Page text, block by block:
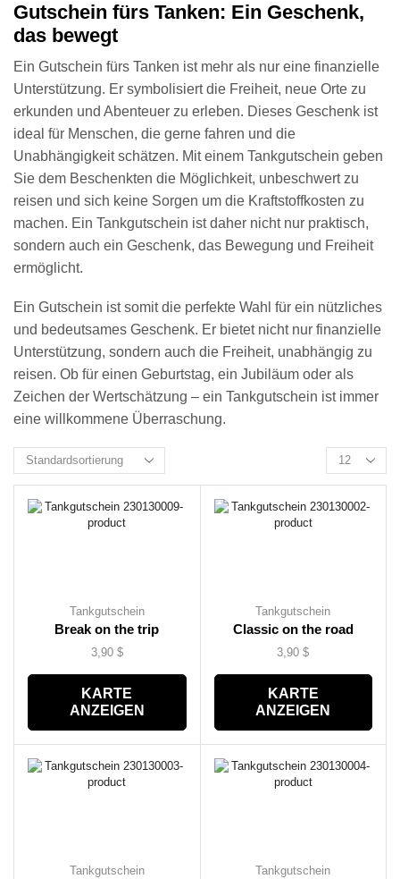
Gutschein fürs Tanken: Ein Geschenk,
das bewegt
Ein Gutschein fürs Tanken ist mehr als nur eine finanzielle
Unterstützung. Er symbolisiert die Freiheit, neue Orte zu
erkunden und Abenteuer zu erleben. Dieses Geschenk ist
ideal für Menschen, die gerne fahren und die
Unabhängigkeit schätzen. Mit einem Tankgutschein geben
Sie dem Beschenkten die Möglichkeit, unbeschwert zu
reisen und sich keine Sorgen um die Kraftstoffkosten zu
machen. Ein Tankgutschein ist daher nicht nur praktisch,
sondern auch ein Geschenk, das Bewegung und Freiheit
ermöglicht.
Ein Gutschein ist somit die perfekte Wahl für ein nützliches
und bedeutsames Geschenk. Er bietet nicht nur finanzielle
Unterstützung, sondern auch die Freiheit, unabhängig zu
reisen. Ob für einen Geburtstag, ein Jubiläum oder als
Zeichen der Wertschätzung – ein Tankgutschein ist immer
eine willkommene Überraschung.
Tankgutschein
Break on the trip
3,90 $
KARTE
ANZEIGEN
Tankgutschein
Classic on the road
3,90$
KARTE
ANZEIGEN
Tankgutschein Tankgutschein